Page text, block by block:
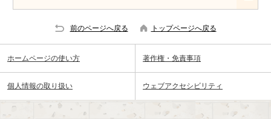
前のページへ戻る トップページへ戻る
ホームページの使い方 著作権・免責事項
個人情報の取り扱い ウェブアクセシビリティ